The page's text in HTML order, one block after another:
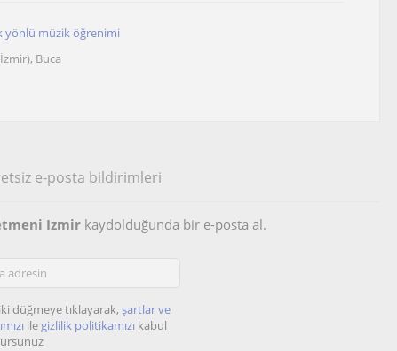
yönlü müzik öğrenimi
Buca
e-posta bildirimleri
Izmirkaydolduğunda bir e-posta al.
düğmeye tıklayarak, şartlar ve
ile gizlilik politikamızı kabul